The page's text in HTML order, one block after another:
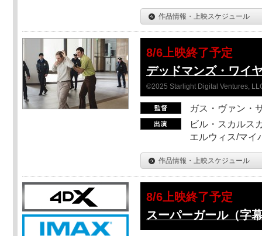
作品情報・上映スケジュール
8/6上映終了予定
デッドマンズ・ワイ
©2025 Starlight Digital Ventures,
ガス・ヴァン・
ビル・スカルス
エルウィス/マイ
作品情報・上映スケジュール
8/6上映終了予定
スーパーガール（字